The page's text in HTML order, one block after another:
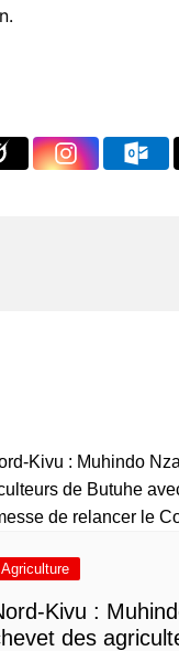
Agriculture
Kivu :
des